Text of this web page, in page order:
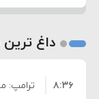
داغ
ترامپ:
۸:۳۶